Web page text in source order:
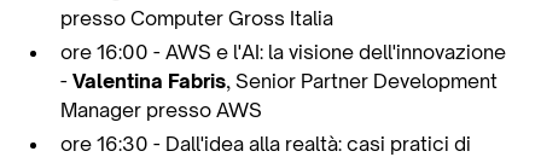
presso Computer Gross Italia
ore 16:00 - AWS e l'AI: la visione dell'innovazione
-Valentina Fabris, Senior Partner Development
Manager presso AWS
ore 16:30 - Dall'idea alla realtà: casi pratici di